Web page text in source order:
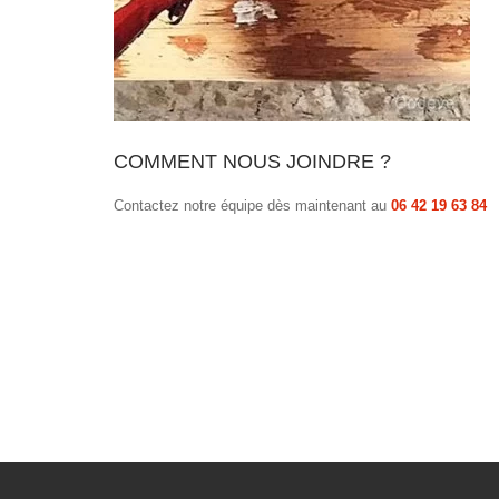
COMMENT NOUS JOINDRE ?
Contactez notre équipe dès maintenant au 06 42 19 63 84